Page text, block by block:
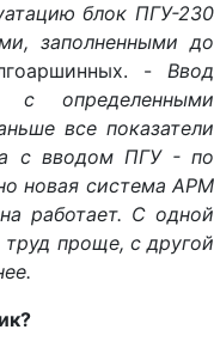
блок ПГУ-230
заполненными до
- Ввод
с определенными
все показатели
с вводом ПГУ - по
новая система АРМ
работает. С одной
проще, с другой